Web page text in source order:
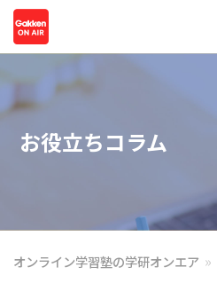
お役立ちコラム
オンライン学習塾の学研オンエア »